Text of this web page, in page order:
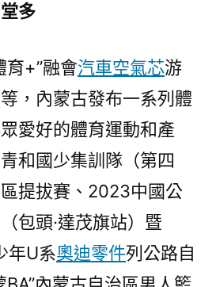
多
育+”融會汽車空氣芯游
，內蒙古發布一系列體
愛好的體育運動和產
和國少集訓隊（第四
提拔賽、2023中國公
包頭·達茂旗站）暨
年U系奧迪零件列公路自